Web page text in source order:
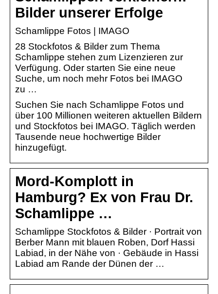
Bilder unserer Erfolge
Schamlippe Fotos | IMAGO
28 Stockfotos & Bilder zum Thema
Schamlippe stehen zum Lizenzieren zur
Verfügung. Oder starten Sie eine neue
Suche, um noch mehr Fotos bei IMAGO
zu …
Suchen Sie nach Schamlippe Fotos und
über 100 Millionen weiteren aktuellen Bildern
und Stockfotos bei IMAGO. Täglich werden
Tausende neue hochwertige Bilder
hinzugefügt.
Mord-Komplott in
Hamburg? Ex von Frau Dr.
Schamlippe …
Schamlippe Stockfotos & Bilder · Portrait von
Berber Mann mit blauen Roben, Dorf Hassi
Labiad, in der Nähe von · Gebäude in Hassi
Labiad am Rande der Dünen der …